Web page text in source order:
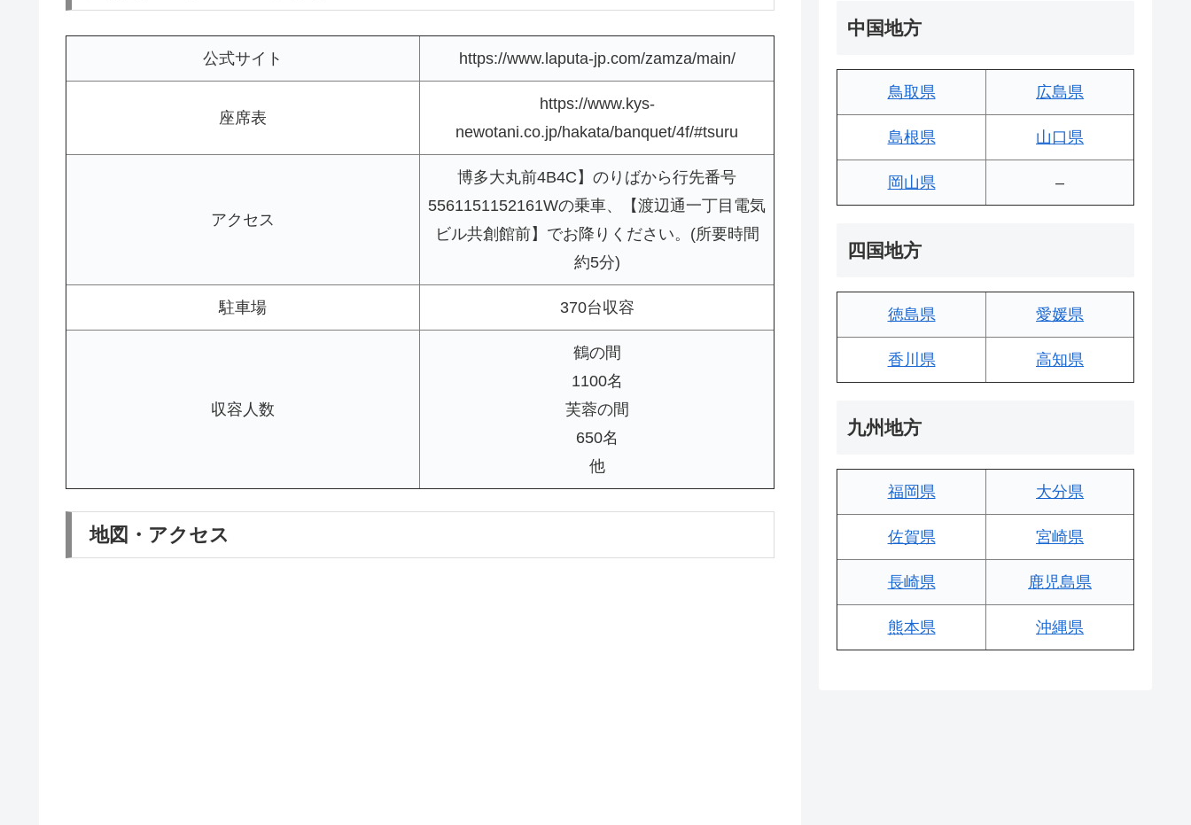
公式サイト https://www.laputa-jp.com/zamza/main/
座席表
https://www.kys-
newotani.co.jp/hakata/banquet/4f/#tsuru
アクセス
博多大丸前4B4C】のりばから行先番号
5561151152161Wの乗車、【渡辺通一丁目電気
ビル共創館前】でお降りください。(所要時間
約5分)
駐車場 370台収容
収容人数
鶴の間
1100名
芙蓉の間
650名
他
地図・アクセス
中国地方
鳥取県 広島県
島根県 山口県
岡山県 –
四国地方
徳島県 愛媛県
香川県 高知県
九州地方
福岡県 大分県
佐賀県 宮崎県
長崎県 鹿児島県
熊本県 沖縄県